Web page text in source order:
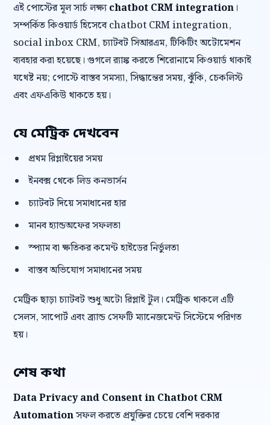
এই পোস্টের মূল সার্চ লক্ষ্যchatbot CRM integration ।
সম্পর্কিত কিওয়ার্ড হিসেবে chatbot CRM integration,
social inbox CRM, চ্যাটবট সিআরএম, টিকিটিং অটোমেশন
ব্যবহার করা হয়েছে। গুগলে র‍্যাঙ্ক করতে শিরোনামে কিওয়ার্ড থাকাই
যথেষ্ট নয়; পোস্টে বাস্তব সমস্যা, সিদ্ধান্তের সময়, ঝুঁকি, চেকলিস্ট
এবং এফএকিউ থাকতে হয়।
যে মেট্রিক দেখবেন
প্রথম রিপ্লাইয়ের সময়
ইনবক্স থেকে লিড কনভার্সন
চ্যাটবট দিয়ে সমাধানের হার
মানব হ্যান্ডঅফের সফলতা
স্প্যাম বা ক্ষতিকর কমেন্ট হাইডের নির্ভুলতা
বাস্তব অভিযোগ সমাধানের সময়
মেট্রিক ছাড়া চ্যাটবট শুধু অটো রিপ্লাই টুল। মেট্রিক থাকলে এটি
সেলস, সাপোর্ট এবং ব্র্যান্ড সেফটি ম্যানেজমেন্ট সিস্টেমে পরিণত
হয়।
শেষ কথা
Data Privacy and Consent in Chatbot CRM
Automationসফল করতে প্রযুক্তির চেয়ে বেশি দরকার